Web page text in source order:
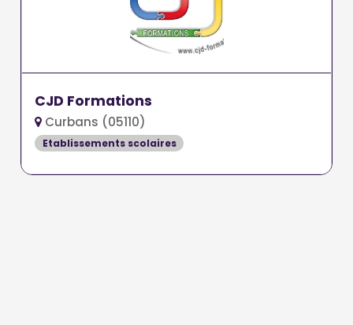
CJD Formations
Curbans (05110)
Etablissements scolaires